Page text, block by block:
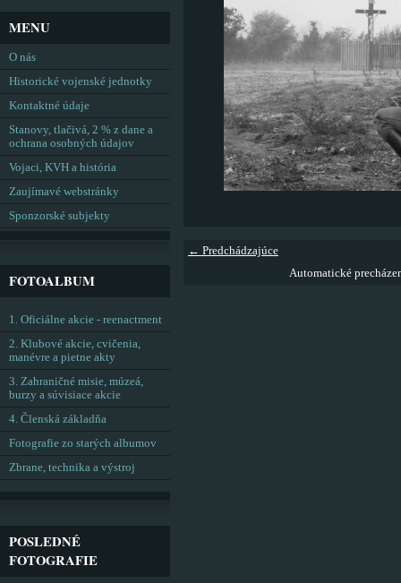
← Predchádzajúce
Automatické
MENU
O nás
Historické vojenské jednotky
Kontaktné údaje
Stanovy, tlačivá, 2 % z dane a
ochrana osobných údajov
Vojaci, KVH a história
Zaujímavé webstránky
Sponzorské subjekty
FOTOALBUM
1. Oficiálne akcie - reenactment
2. Klubové akcie, cvičenia,
manévre a pietne akty
3. Zahraničné misie, múzeá,
burzy a súvisiace akcie
4. Členská základňa
Fotografie zo starých albumov
Zbrane, technika a výstroj
POSLEDNÉ
FOTOGRAFIE